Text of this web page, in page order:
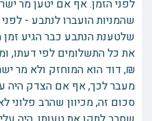
לפני הזמן. אף אם יטען מר
שהמניות הועברו לנתבע -
שלטענת הנתבע כבר הגיע
₪, דוד הוא המוחזק ולא מר
מעבר לכך, אף אם הצדק היה
סכום זה, מכיוון שהרב פלוני